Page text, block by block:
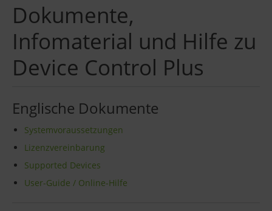
Dokumente,
Infomaterial und Hilfe zu
Device Control Plus
Englische Dokumente
Systemvoraussetzungen
Lizenzvereinbarung
Supported Devices
User-Guide / Online-Hilfe